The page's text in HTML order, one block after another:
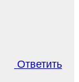
Ответить